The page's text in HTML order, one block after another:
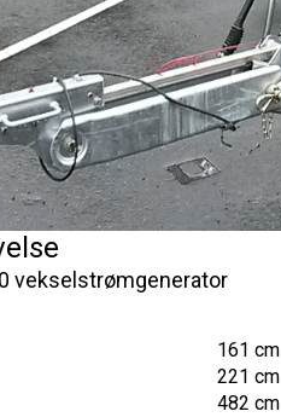
vekselstrømgenerator
161 cm
221 cm
482 cm